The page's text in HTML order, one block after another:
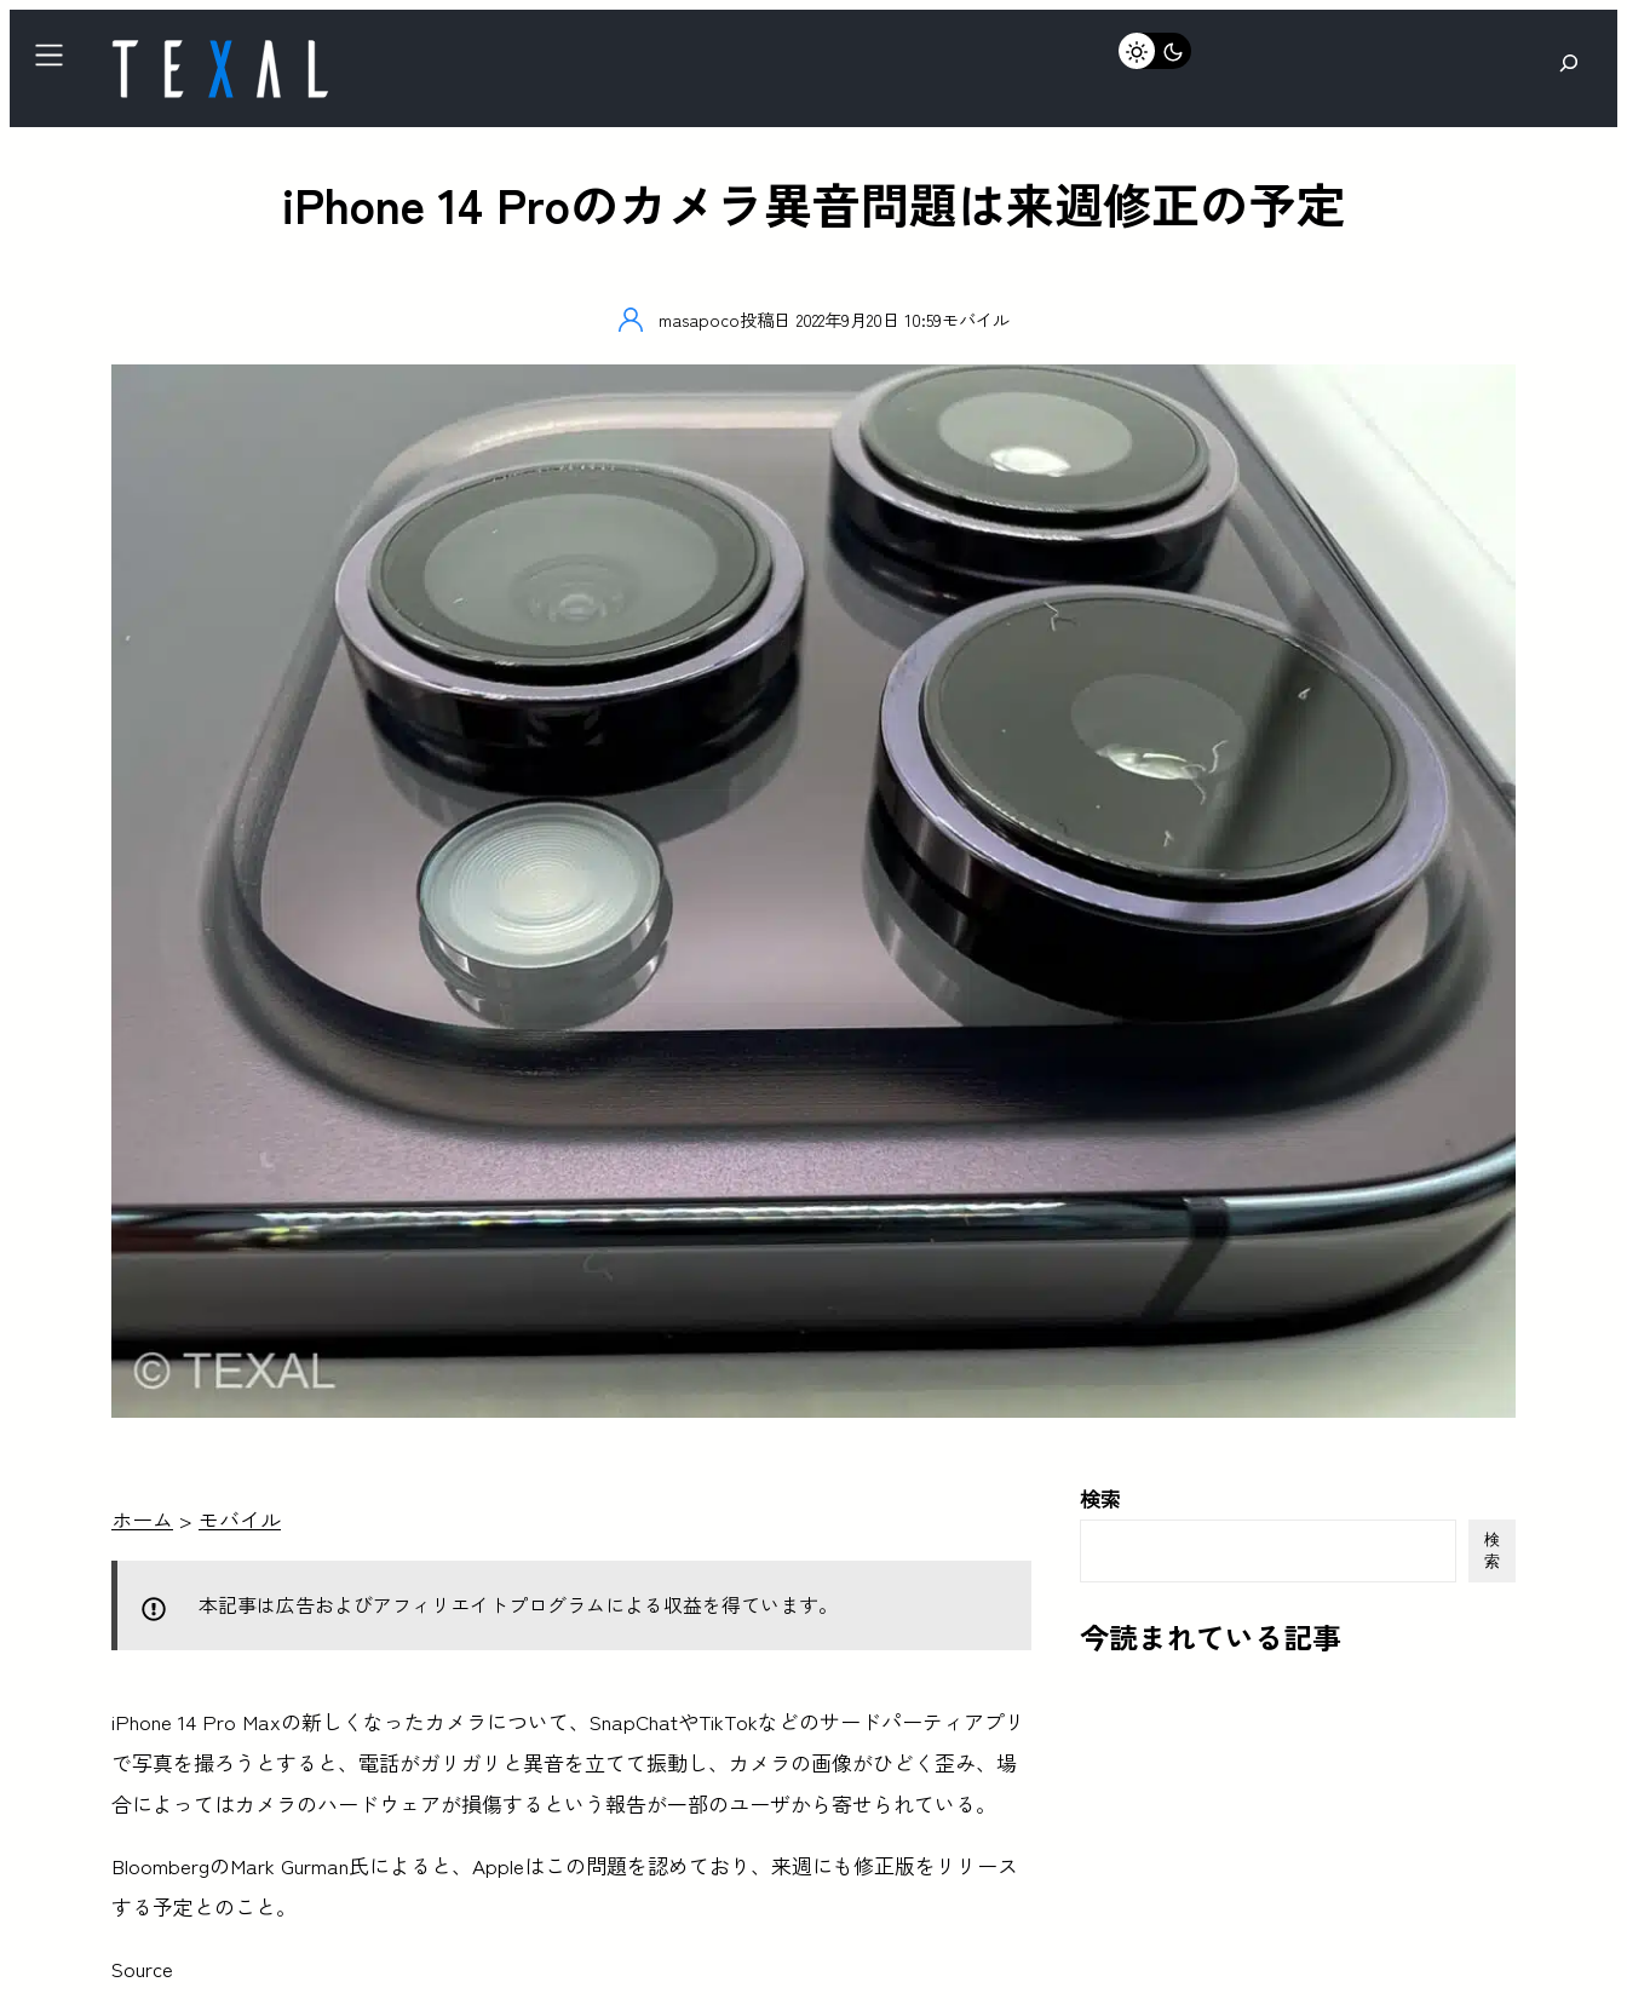
検
iPhone 14 Proのカメラ異音問題は来週修正の予定
masapoco投稿日 2022年9月20日 10:59モバイル
ホーム > モバイル
本記事は広告およびアフィリエイトプログラムによる収益を得ています。
iPhone 14 Pro Maxの新しくなったカメラについて、SnapChatやTikTokなどのサードパーティアプリ
で写真を撮ろうとすると、電話がガリガリと異音を立てて振動し、カメラの画像がひどく歪み、場
合によってはカメラのハードウェアが損傷するという報告が一部のユーザから寄せられている。
BloombergのMark Gurman氏によると、Appleはこの問題を認めており、来週にも修正版をリリース
する予定とのこと。
Source
検索
検
索
今読まれている記事